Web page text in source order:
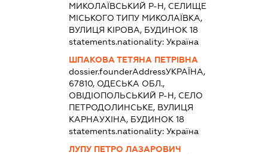
МИКОЛАЇВСЬКИЙ Р-Н, СЕЛИЩЕ
МІСЬКОГО ТИПУ МИКОЛАЇВКА,
ВУЛИЦЯ КІРОВА, БУДИНОК 18
statements.nationality: Україна
ШПАКОВА ТЕТЯНА ПЕТРІВНА
dossier.founderAddressУКРАЇНА,
67810, ОДЕСЬКА ОБЛ.,
ОВІДІОПОЛЬСЬКИЙ Р-Н, СЕЛО
ПЕТРОДОЛИНСЬКЕ, ВУЛИЦЯ
КАРНАУХІНА, БУДИНОК 18
statements.nationality: Україна
ЛУПУ ПЕТРО ЛАЗАРОВИЧ